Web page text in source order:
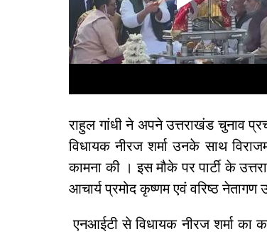
राहुल गांधी ने अपने उत्तराखंड चुनाव
विधायक नीरज शर्मा उनके साथ
कामना की । इस मौके पर पार्टी के
आचार्य प्रमोद कृष्णम एवं वरिष्ठ नेतागण
एनआईटी से विधायक नीरज शर्मा का